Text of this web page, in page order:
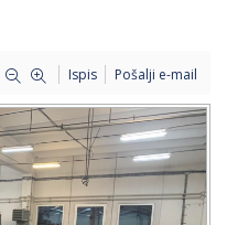
Ispis Pošalji e-mail